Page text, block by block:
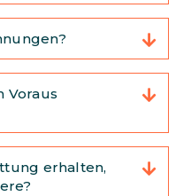
Voraus
erhalten,